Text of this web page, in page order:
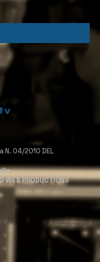
N. 04/2010 DEL
WEB PRODUCTIONS